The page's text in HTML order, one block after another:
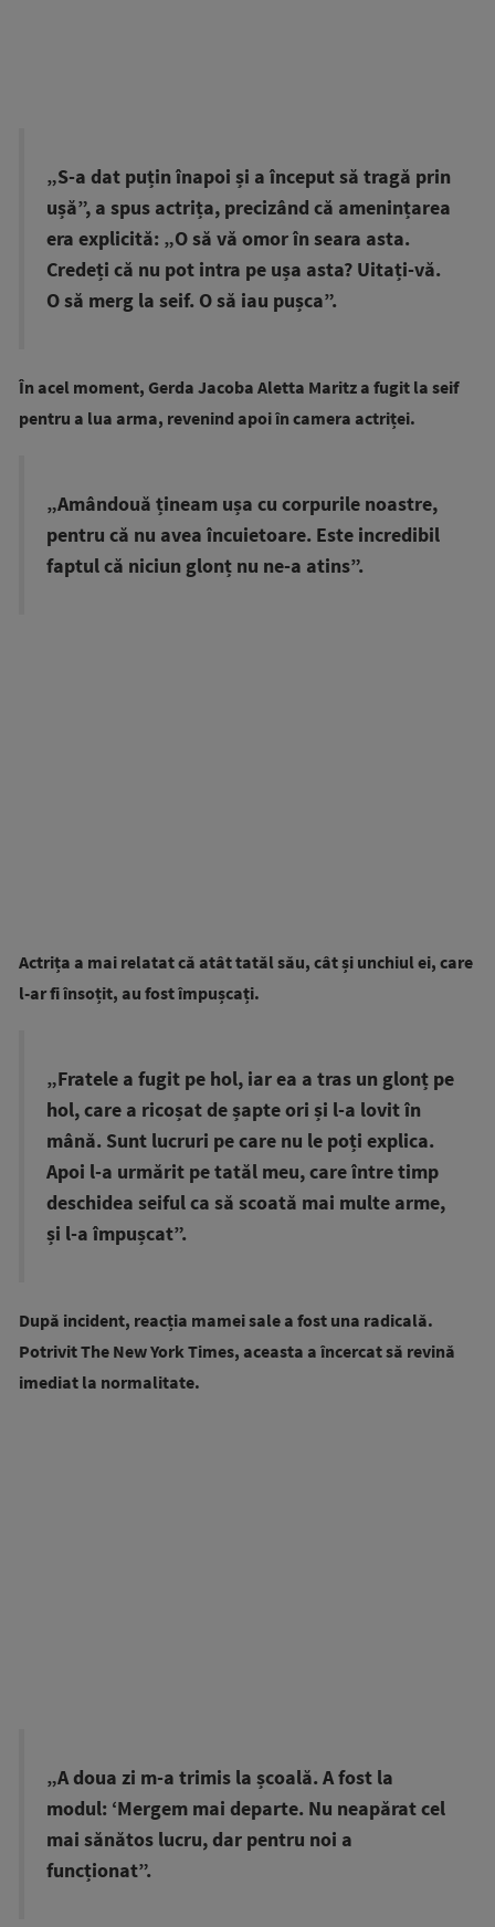
„S-a dat puțin înapoi și a început să tragă prin
ușă”, a spus actrița, precizând că amenințarea
era explicită: „O să vă omor în seara asta.
Credeți că nu pot intra pe ușa asta? Uitați-vă.
O să merg la seif. O să iau pușca”.
În acel moment, Gerda Jacoba Aletta Maritz a fugit la seif
pentru a lua arma, revenind apoi în camera actriței.
„Amândouă țineam ușa cu corpurile noastre,
pentru că nu avea încuietoare. Este incredibil
faptul că niciun glonț nu ne-a atins”.
Actrița a mai relatat că atât tatăl său, cât și unchiul ei, care
l-ar fi însoțit, au fost împușcați.
„Fratele a fugit pe hol, iar ea a tras un glonț pe
hol, care a ricoșat de șapte ori și l-a lovit în
mână. Sunt lucruri pe care nu le poți explica.
Apoi l-a urmărit pe tatăl meu, care între timp
deschidea seiful ca să scoată mai multe arme,
și l-a împușcat”.
După incident, reacția mamei sale a fost una radicală.
Potrivit The New York Times, aceasta a încercat să revină
imediat la normalitate.
„A doua zi m-a trimis la școală. A fost la
modul: ‘Mergem mai departe. Nu neapărat cel
mai sănătos lucru, dar pentru noi a
funcționat”.